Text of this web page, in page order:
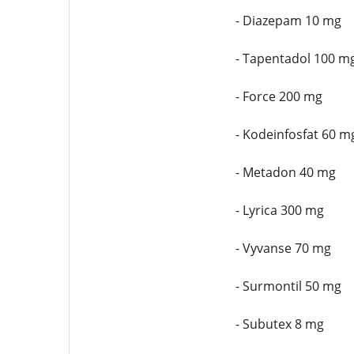
- Diazepam 10 mg
- Tapentadol 100
- Force 200 mg
- Kodeinfosfat 60
- Metadon 40 mg
- Lyrica 300 mg
- Vyvanse 70 mg
- Surmontil 50 mg
- Subutex 8 mg